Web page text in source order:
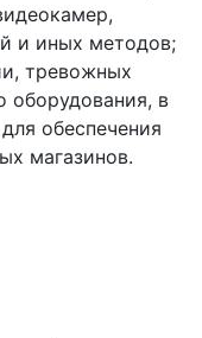
и иных методов;
тревожных
оборудования, в
обеспечения
магазинов.